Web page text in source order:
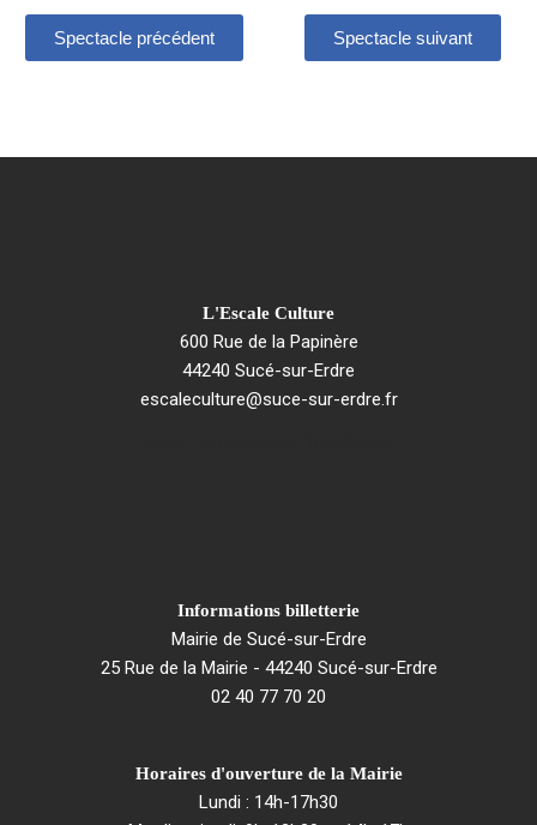
Spectacle précédent Spectacle suivant
L'Escale Culture
600 Rue de la Papinère
44240 Sucé-sur-Erdre
escaleculture@suce-sur-erdre.fr
Informations billetterie
Mairie de Sucé-sur-Erdre
25 Rue de la Mairie - 44240 Sucé-sur-Erdre
02 40 77 70 20
Horaires d'ouverture de la Mairie
Lundi : 14h-17h30